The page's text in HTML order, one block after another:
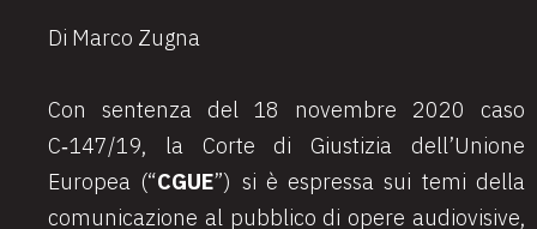
Di Marco Zugna
Con sentenza del 18 novembre 2020 caso
C‑147/19, la Corte di Giustizia dell’Unione
Europea (“CGUE”) si è espressa sui temi della
comunicazione al pubblico di opere audiovisive,